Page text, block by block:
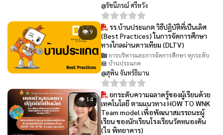
@รัชนีภรณ์ ศรีหวัง
👁 9
รร.บ้านประแกต วิธีปฏิบัติที่เป็นเลิศ
(Best Practices) ในการจัดการศึกษา
ทางไกลผ่านดาวเทียม (DLTV)
การบริหารและการจัดการศึกษา ทุกระดับ
🏫 บ้านประแกต
@สุพิน จันทร์ธิมาน
👁 14
ยกระดับความฉลาดรู้ของผู้เรียนด้วย
เทคโนโลยี ตามแนวทาง HOW TO WNK
Team model เพื่อพัฒนาสมรรถนะผู้
เรียน ของนักเรียนโรงเรียนวัดหนองคัน
(ไจ พิทยาคาร)